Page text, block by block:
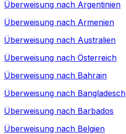
Überweisung nach Argentinien
Überweisung nach Armenien
Überweisung nach Australien
Überweisung nach Österreich
Überweisung nach Bahrain
Überweisung nach Bangladesch
Überweisung nach Barbados
Überweisung nach Belgien